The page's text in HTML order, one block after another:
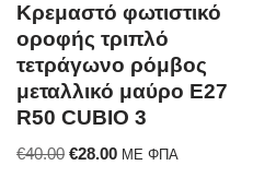
Κρεμαστό φωτιστικό
οροφής τριπλό
τετράγωνο ρόμβος
μεταλλικό μαύρο E27
R50 CUBIO 3
€40.00 €28.00 ΜΕ ΦΠΑ